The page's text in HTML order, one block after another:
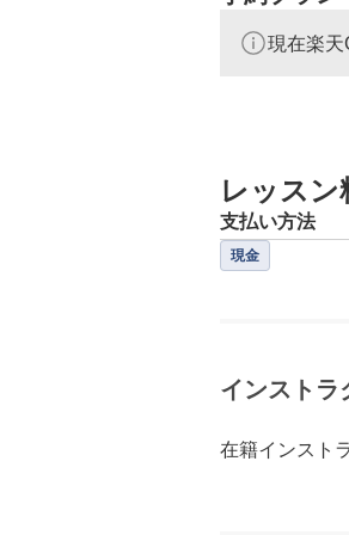
現在楽天
レッスン
支払い方法
現金
インストラ
在籍インスト